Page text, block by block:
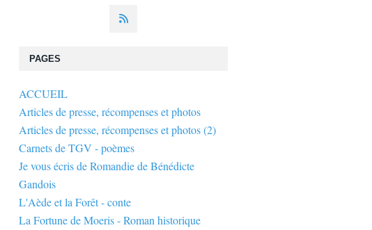
PAGES
ACCUEIL
Articles de presse, récompenses et photos
Articles de presse, récompenses et photos (2)
Carnets de TGV - poèmes
Je vous écris de Romandie de Bénédicte
Gandois
L'Aède et la Forêt - conte
La Fortune de Moeris - Roman historique